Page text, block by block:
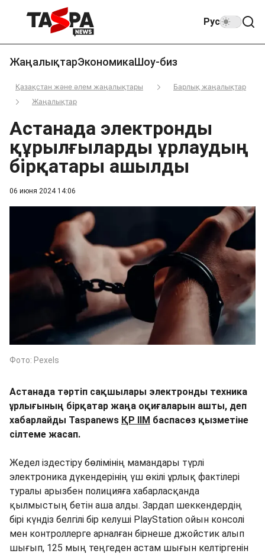
Рус
ЖаңалықтарЭкономикаШоу-биз
Қазақстан және әлем жаңалықтары
Барлық жаңалықтар
Жаңалықтар
06 июня 2024 14:06
Астанада электронды
құрылғыларды ұрлаудың
бірқатары ашылды
Фото: Pexels
Астанада тәртіп сақшылары электронды техника
ұрлығының бірқатар жаңа оқиғаларын ашты, деп
хабарлайды Taspanews ҚР ІІМ баспасөз қызметіне
сілтеме жасап.
Жедел іздестіру бөлімінің мамандары түрлі
электроника дүкендерінің үш өкілі ұрлық фактілері
туралы арызбен полицияға хабарласқанда
қылмыстың бетін аша алды. Зардап шеккендердің
бірі күндіз белгілі бір келуші PlayStation ойын консолі
мен контроллерге арналған бірнеше джойстик алып
шығып, 125 мың теңгеден астам шығын келтіргенін